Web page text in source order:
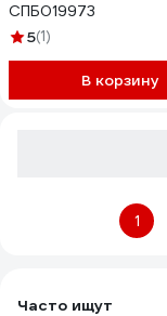
СПБ019973
5(1)
В корзину
1
Часто ищут